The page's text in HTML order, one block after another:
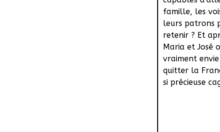
famille, les
leurs patrons
retenir ? Et
Maria et José
vraiment
quitter la
si précieuse